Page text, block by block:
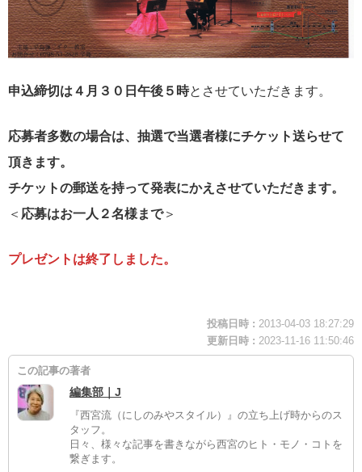
申込締切は４月３０日午後５時とさせていただきます。
応募者多数の場合は、抽選で当選者様にチケット送らせて
頂きます。
チケットの郵送を持って発表にかえさせていただきます。
＜ 応募はお一人２名様まで＞
プレゼントは終了しました。
投稿日時 : 2013-04-03 18:27:29
更新日時 : 2023-11-16 11:50:46
この記事の著者
編集部｜J
『西宮流（にしのみやスタイル）』の立ち上げ時からのス
タッフ。
日々、様々な記事を書きながら西宮のヒト・モノ・コトを
繋ぎます。